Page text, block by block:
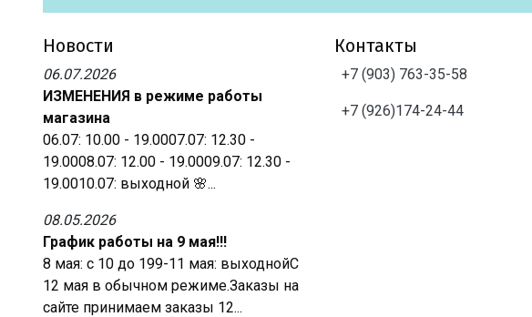
Новости
06.07.2026
ИЗМЕНЕНИЯ в режиме работы
магазина
06.07: 10.00 - 19.0007.07: 12.30 -
19.0008.07: 12.00 - 19.0009.07: 12.30 -
19.0010.07: выходной 🌸...
08.05.2026
График работы на 9 мая!!!
8 мая: с 10 до 199-11 мая: выходнойС
12 мая в обычном режиме.Заказы на
сайте принимаем заказы 12...
Контакты
+7 (903) 763-35-58
+7 (926)174-24-44